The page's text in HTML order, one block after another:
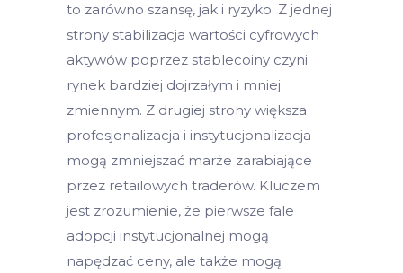
to zarówno szansę, jak i ryzyko. Z jednej
strony stabilizacja wartości cyfrowych
aktywów poprzez stablecoiny czyni
rynek bardziej dojrzałym i mniej
zmiennym. Z drugiej strony większa
profesjonalizacja i instytucjonalizacja
mogą zmniejszać marże zarabiające
przez retailowych traderów. Kluczem
jest zrozumienie, że pierwsze fale
adopcji instytucjonalnej mogą
napędzać ceny, ale także mogą